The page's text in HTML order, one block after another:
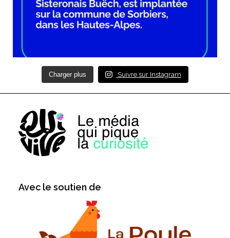
Charger plus Suivre sur Instagram
Avec le soutien de